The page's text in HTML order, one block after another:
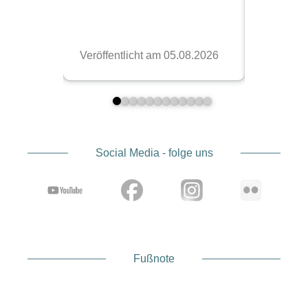
Social Media - folge uns
Fußnote